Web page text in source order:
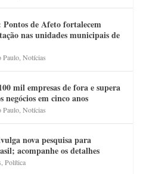
de Afeto fortalecem
nas unidades municipais de
Paulo,Notícias
mil empresas de fora e supera
negócios em cinco anos
Paulo,Notícias
nova pesquisa para
acompanhe os detalhes
,Política